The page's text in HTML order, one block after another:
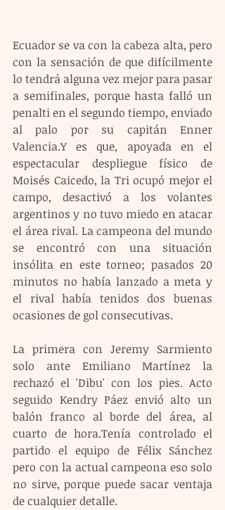
Ecuador se va con la cabeza alta, pero
con la sensación de que difícilmente
lo tendrá alguna vez mejor para pasar
a semifinales, porque hasta falló un
penalti en el segundo tiempo, enviado
al palo por su capitán Enner
Valencia.Y es que, apoyada en el
espectacular despliegue físico de
Moisés Caicedo, la Tri ocupó mejor el
campo, desactivó a los volantes
argentinos y no tuvo miedo en atacar
el área rival. La campeona del mundo
se encontró con una situación
insólita en este torneo; pasados 20
minutos no había lanzado a meta y
el rival había tenidos dos buenas
ocasiones de gol consecutivas.
La primera con Jeremy Sarmiento
solo ante Emiliano Martínez la
rechazó el 'Dibu' con los pies. Acto
seguido Kendry Páez envió alto un
balón franco al borde del área, al
cuarto de hora.Tenía controlado el
partido el equipo de Félix Sánchez
pero con la actual campeona eso solo
no sirve, porque puede sacar ventaja
de cualquier detalle.